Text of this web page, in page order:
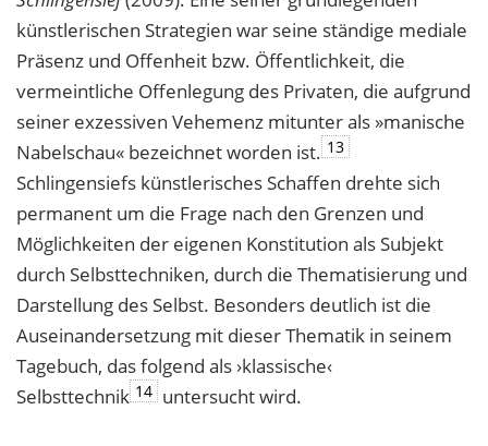
künstlerischen Strategien war seine ständige mediale
Präsenz und Offenheit bzw. Öffentlichkeit, die
vermeintliche Offenlegung des Privaten, die aufgrund
seiner exzessiven Vehemenz mitunter als »manische
Nabelschau« bezeichnet worden ist. 13
Schlingensiefs künstlerisches Schaffen drehte sich
permanent um die Frage nach den Grenzen und
Möglichkeiten der eigenen Konstitution als Subjekt
durch Selbsttechniken, durch die Thematisierung und
Darstellung des Selbst. Besonders deutlich ist die
Auseinandersetzung mit dieser Thematik in seinem
Tagebuch, das folgend als ›klassische‹
Selbsttechnik 14 untersucht wird.